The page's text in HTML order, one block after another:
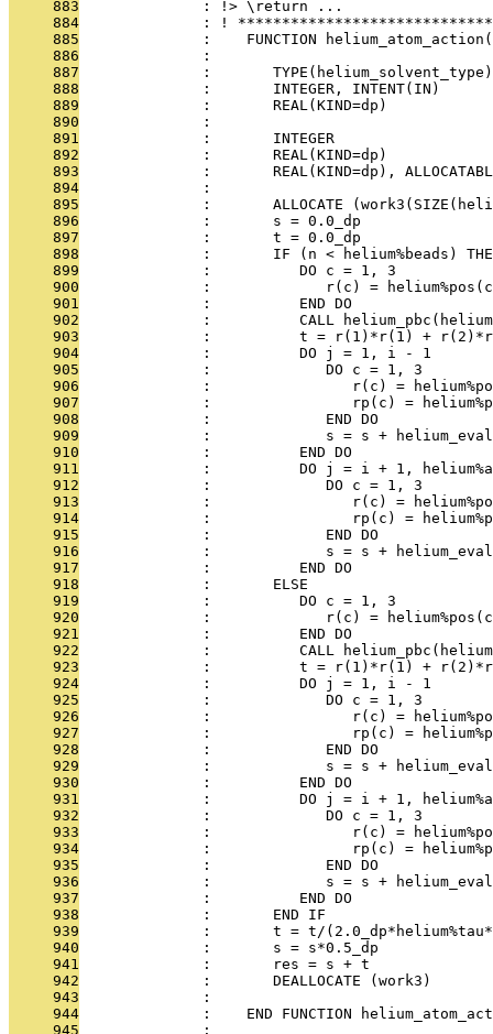
     883
              : !> \return ...
     884
: !
     885
:    FUNCTION
     886
              :
     887
:
     888
:       INTEGER, INTENT(IN)
     889
:       REAL(KIND=dp)
     890
              :
     891
:       INTEGER
     892
:       REAL(KIND=dp)
     893
:       REAL(KIND=dp),
     894
              :
     895
:       ALLOCATE
     896
              :       s = 0.0_dp
     897
              :       t = 0.0_dp
     898
:       IF (n < helium%beads)
     899
              :          DO c = 1, 3
     900
:             r(c) =
     901
              :          END DO
     902
:          CALL
     903
:          t = r(1)*r(1) +
     904
              :          DO j = 1, i - 1
     905
              :             DO c = 1, 3
     906
:                r(c) =
     907
:                rp(c) =
     908
              :             END DO
     909
:             s = s +
     910
              :          END DO
     911
:          DO j = i + 1,
     912
              :             DO c = 1, 3
     913
:                r(c) =
     914
:                rp(c) =
     915
              :             END DO
     916
:             s = s +
     917
              :          END DO
     918
              :       ELSE
     919
              :          DO c = 1, 3
     920
:             r(c) =
     921
              :          END DO
     922
:          CALL
     923
:          t = r(1)*r(1) +
     924
              :          DO j = 1, i - 1
     925
              :             DO c = 1, 3
     926
:                r(c) =
     927
:                rp(c) =
     928
              :             END DO
     929
:             s = s +
     930
              :          END DO
     931
:          DO j = i + 1,
     932
              :             DO c = 1, 3
     933
:                r(c) =
     934
:                rp(c) =
     935
              :             END DO
     936
:             s = s +
     937
              :          END DO
     938
              :       END IF
     939
:       t = t/
     940
              :       s = s*0.5_dp
     941
              :       res = s + t
     942
              :       DEALLOCATE (work3)
     943
              :
     944
:    END FUNCTION
     945
              :